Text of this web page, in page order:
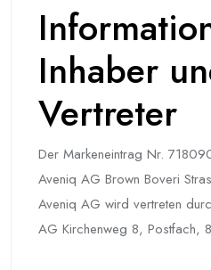
Inhaber
Vertreter
Der Markeneintrag Nr.
Aveniq AG Brown Boveri
Aveniq AG wird vertreten
AG Kirchenweg 8, Postfach,